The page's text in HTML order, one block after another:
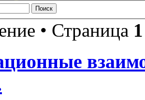
• Страница 1